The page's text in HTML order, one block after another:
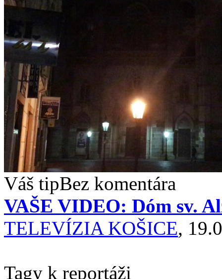
Váš tipBez komentára
VAŠE VIDEO: Dóm sv.
TELEVÍZIA KOŠICE,
Tagy k reportáži